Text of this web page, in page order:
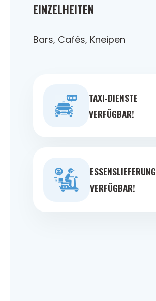
EINZELHEITEN
Bars, Cafés, Kneipen
TAXI-DIENSTE
VERFÜGBAR!
ESSENSLIEFERUNG
VERFÜGBAR!